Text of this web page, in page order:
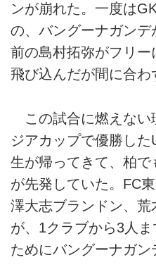
ンが崩れた。一度は
の、バングーナガン
前の島村拓弥がフリ
飛び込んだが間に合わ
この試合に燃えない
ジアカップで優勝し
生が帰ってきて、柏
が先発していた。FC
澤大志ブランドン、荒
が、1クラブから3人
ためにバングーナガン